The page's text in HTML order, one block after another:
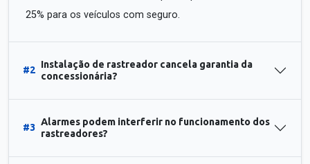
25% para os veículos com seguro.
#2
Instalação de rastreador cancela garantia da
concessionária?
#3
Alarmes podem interferir no funcionamento dos
rastreadores?